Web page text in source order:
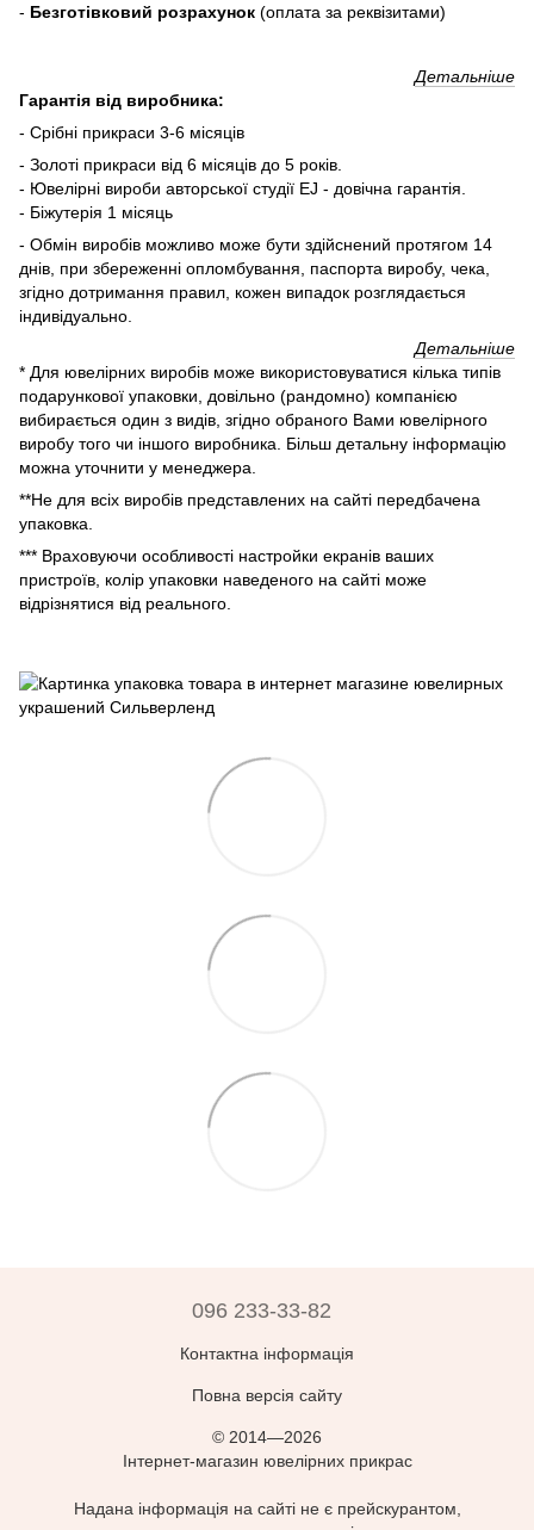
- Безготівковий розрахунок (оплата за реквізитами)
Детальніше
Гарантія від виробника:
- Срібні прикраси 3-6 місяців
- Золоті прикраси від 6 місяців до 5 років.
- Ювелірні вироби авторської студії EJ - довічна гарантія.
- Біжутерія 1 місяць
- Обмін виробів можливо може бути здійснений протягом 14
днів, при збереженні опломбування, паспорта виробу, чека,
згідно дотримання правил, кожен випадок розглядається
індивідуально.
Детальніше
* Для ювелірних виробів може використовуватися кілька типів
подарункової упаковки, довільно (рандомно) компанією
вибирається один з видів, згідно обраного Вами ювелірного
виробу того чи іншого виробника. Більш детальну інформацію
можна уточнити у менеджера.
**Не для всіх виробів представлених на сайті передбачена
упаковка.
*** Враховуючи особливості настройки екранів ваших
пристроїв, колір упаковки наведеного на сайті може
відрізнятися від реального.
096 233-33-82
Контактна інформація
Повна версія сайту
© 2014—2026
Інтернет-магазин ювелірних прикрас
Надана інформація на сайті не є прейскурантом,